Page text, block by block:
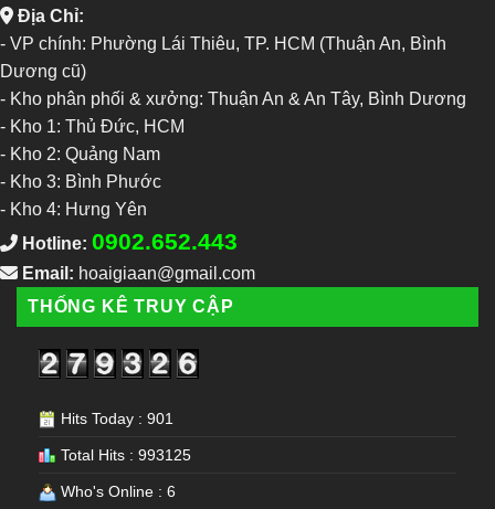
Địa Chỉ:
- VP chính: Phường Lái Thiêu, TP. HCM (Thuận An, Bình
Dương cũ)
- Kho phân phối & xưởng: Thuận An & An Tây, Bình Dương
- Kho 1: Thủ Đức, HCM
- Kho 2: Quảng Nam
- Kho 3: Bình Phước
- Kho 4: Hưng Yên
Hotline: 0902.652.443
Email: hoaigiaan@gmail.com
THỐNG KÊ TRUY CẬP
Hits Today : 901
Total Hits : 993125
Who's Online : 6